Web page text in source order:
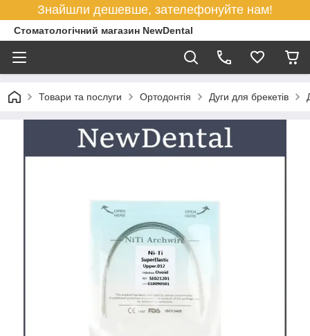
Знайшли дешевше, зателефонуйте нам!
Стоматологічний магазин NewDental
Товари та послуги Ортодонтія Дуги для брекетів